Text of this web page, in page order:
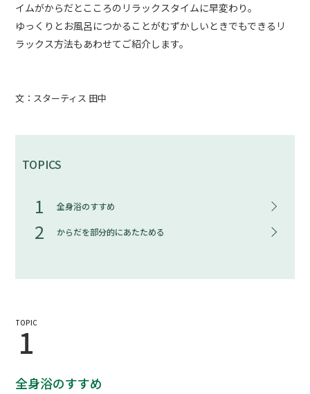
イムがからだとこころのリラックスタイムに早変わり。
ゆっくりとお風呂につかることがむずかしいときでもできるリ
ラックス方法もあわせてご紹介します。
文：スターティス 田中
TOPICS
1 全身浴のすすめ
2 からだを部分的にあたためる
TOPIC
1
全身浴のすすめ